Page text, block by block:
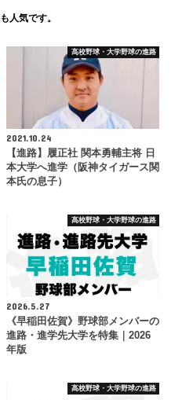
人気です。
高校野球・大学野球の進路
2021.10.24
【進路】履正社 関本勇輔主将 日
本大学へ進学（阪神タイガース関
本氏の息子）
高校野球・大学野球の進路
2026.5.27
《早稲田佐賀》野球部メンバーの
進路・進学先大学を特集｜2026
年版
高校野球・大学野球の進路